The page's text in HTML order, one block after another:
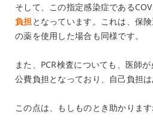
そして、この指定感染症である
負担 となっています。これは、保
の薬を使用した場合も同様です。
また、PCR検査についても、医師
公費負担となっており、自己負担は
この点は、もしものとき助かります